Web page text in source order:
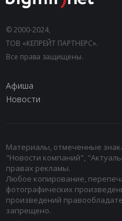
© 2000-2024,
ТОВ «КЕПРЕЙТ ПАРТНЕРС».
Все права защищены.
Афиша
Новости
Материалы, отмеченные
"Новости компаний",
правах рекламы.
Любое копирование,
фотографических
произведений
запрещено.